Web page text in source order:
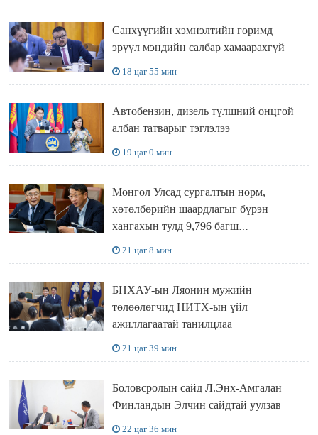
Санхүүгийн хэмнэлтийн горимд
эрүүл мэндийн салбар хамаарахгүй
18 цаг 55 мин
Автобензин, дизель түлшний онцгой
албан татварыг тэглэлээ
19 цаг 0 мин
Монгол Улсад сургалтын норм,
хөтөлбөрийн шаардлагыг бүрэн
хангахын тулд 9,796 багш
21 цаг 8 мин
БНХАУ-ын Ляонин мужийн
төлөөлөгчид НИТХ-ын үйл
ажиллагаатай танилцлаа
21 цаг 39 мин
Боловсролын сайд Л.Энх-Амгалан
Финландын Элчин сайдтай уулзав
22 цаг 36 мин